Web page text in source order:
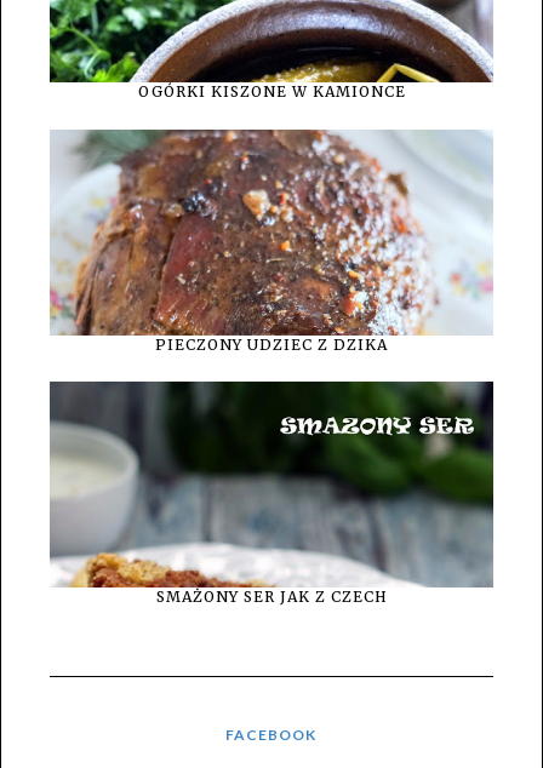
OGÓRKI KISZONE W KAMIONCE
PIECZONY UDZIEC Z DZIKA
SMAŻONY SER JAK Z CZECH
FACEBOOK